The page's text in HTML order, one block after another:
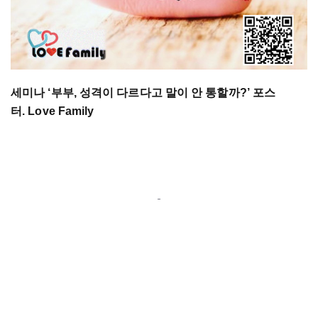
세미나 ‘부부, 성격이 다르다고 말이 안 통할까?’ 포스
터. Love Family